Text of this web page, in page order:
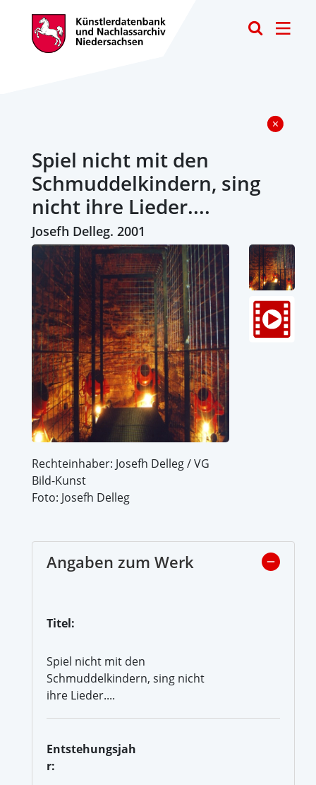
Spiel nicht mit den
Schmuddelkindern, sing
nicht ihre Lieder....
Josefh Delleg. 2001
Rechteinhaber: Josefh Delleg / VG
Bild-Kunst
Foto: Josefh Delleg
Angaben zum Werk
Titel:
Spiel nicht mit den
Schmuddelkindern, sing nicht
ihre Lieder....
Entstehungsjah
r: